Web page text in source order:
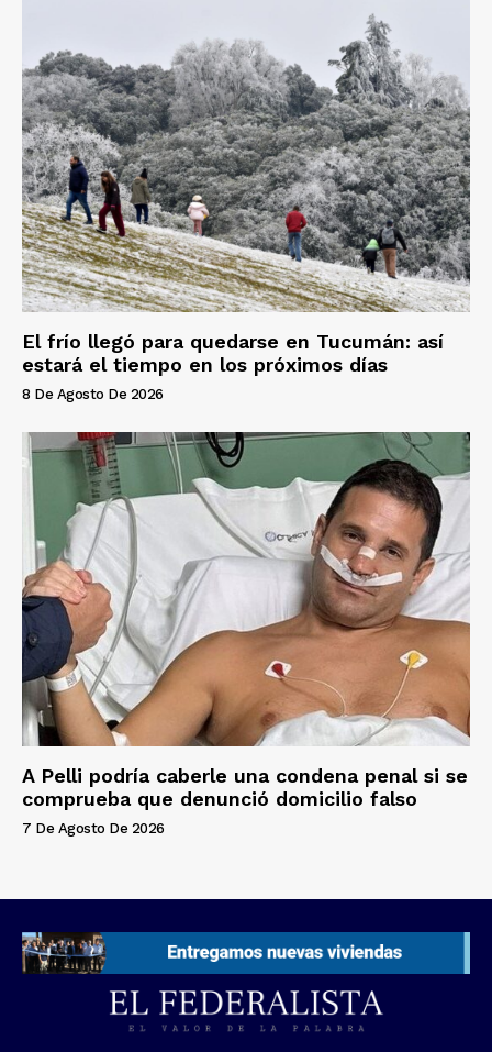
El frío llegó para quedarse en Tucumán: así
estará el tiempo en los próximos días
8 De Agosto De 2026
A Pelli podría caberle una condena penal si se
comprueba que denunció domicilio falso
7 De Agosto De 2026